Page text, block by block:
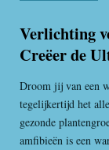
Verlichting
Creëer de
Droom jij van een
tegelijkertijd het
gezonde
amfibieën is een